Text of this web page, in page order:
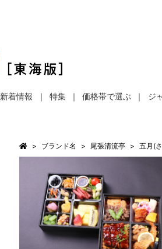
新着情報 特集 価格帯で選ぶ ジ
ブランド名 尾張清流亭 五月(